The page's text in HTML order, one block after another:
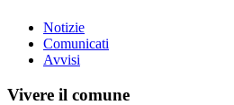
Notizie
Comunicati
Avvisi
Vivere il comune